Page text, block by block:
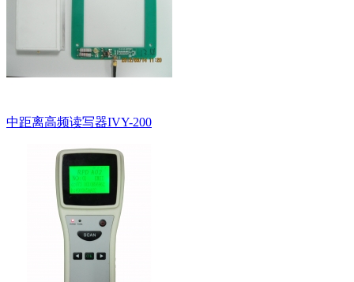
中距离高频读写器IVY-200